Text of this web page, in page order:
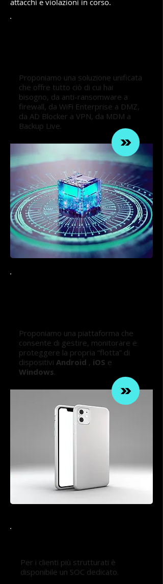
attacchi e violazioni in corso.
Proponiamo una soluzione unificata
che offre tutto ciò di cui hai
bisogno, da anti-ransomware a
firewall, da WiFi Enterprise a DMZ,
da AD Blocker a VPN, da MDM a
Backup Live.
Proponiamo una piattaforma che
consente di gestire, monitorare e
proteggere la propria “flotta” di
dispositivi Android , iOS e
Windows.
Per i clienti più strutturati è
disponibile un SOC dedicato.